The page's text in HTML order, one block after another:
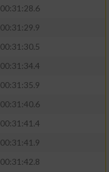
00:31:28.6
00:31:29.9
00:31:30.5
00:31:34.4
00:31:35.9
00:31:40.6
00:31:41.4
00:31:41.9
00:31:42.8